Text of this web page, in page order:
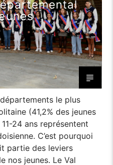
départements le plus
(41,2% des jeunes
24 ans représentent
C’est pourquoi
partie des leviers
nos jeunes. Le Val